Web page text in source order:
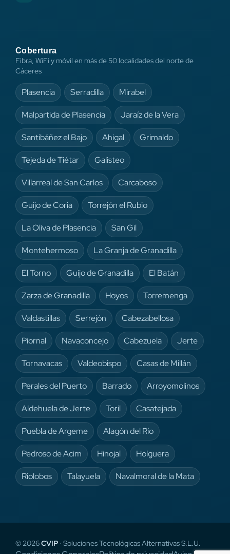
Cobertura
Fibra, WiFi y móvil en más de 50 localidades del norte de
Cáceres
Plasencia Serradilla Mirabel
Malpartida de Plasencia Jaraíz de la Vera
Santibáñez el Bajo Ahigal Grimaldo
Tejeda de Tiétar Galisteo
Villarreal de San Carlos Carcaboso
Guijo de Coria Torrejón el Rubio
La Oliva de Plasencia San Gil
Montehermoso La Granja de Granadilla
El Torno Guijo de Granadilla El Batán
Zarza de Granadilla Hoyos Torremenga
Valdastillas Serrejón Cabezabellosa
Piornal Navaconcejo Cabezuela Jerte
Tornavacas Valdeobispo Casas de Millán
Perales del Puerto Barrado Arroyomolinos
Aldehuela de Jerte Toril Casatejada
Puebla de Argeme Alagón del Río
Pedroso de Acim Hinojal Holguera
Riolobos Talayuela Navalmoral de la Mata
© 2026CVIP · Soluciones Tecnológicas Alternativas S.L.U.